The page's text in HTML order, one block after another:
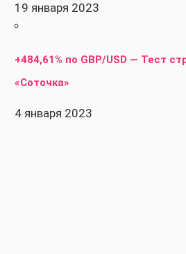
19 января 2023
+484,61% по GBP/USD — Тест
«Соточка»
4 января 2023